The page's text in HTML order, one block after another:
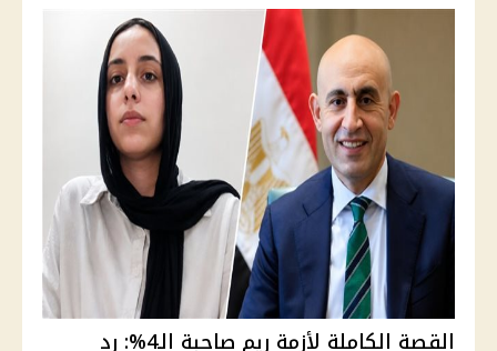
القصة الكاملة لأزمة ريم صاحبة الـ4%: رد